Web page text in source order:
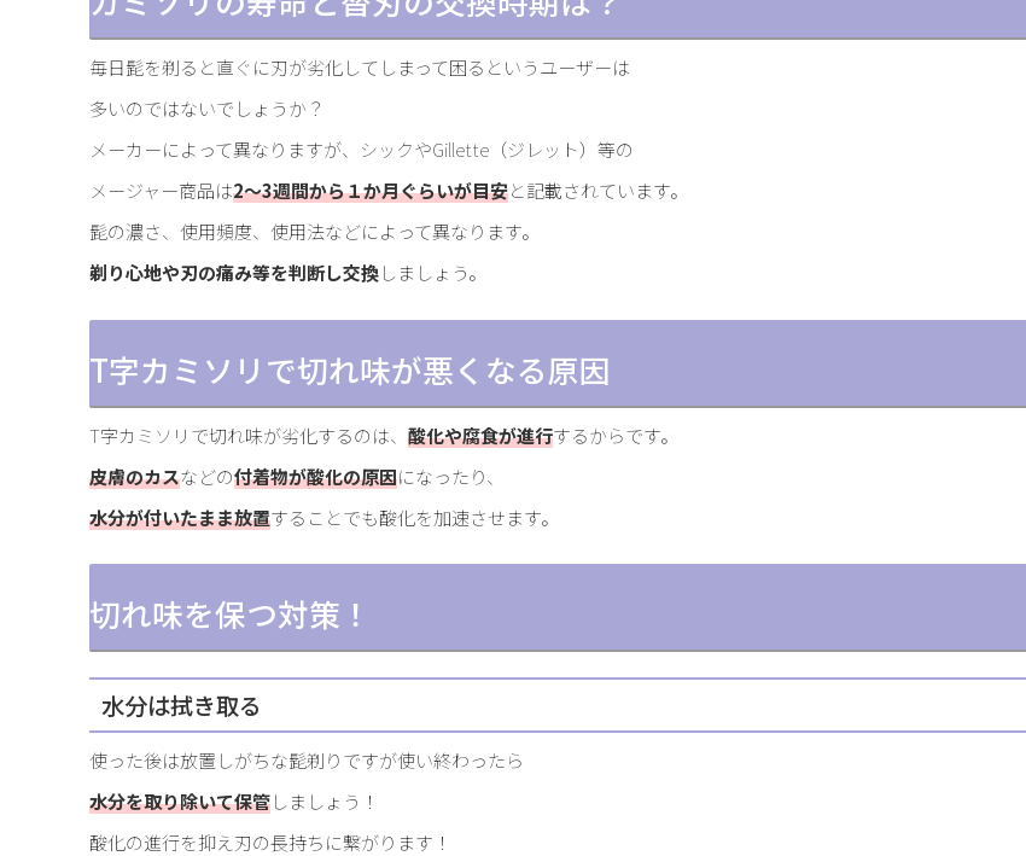
毎日髭を剃ると直ぐに刃が劣化してしまって困るというユーザーは
多いのではないでしょうか？
メーカーによって異なりますが、シックやGillette（ジレット）等の
メージャー商品は2～3週間から１か月ぐらいが目安と記載されています。
髭の濃さ、使用頻度、使用法などによって異なります。
剃り心地や刃の痛み等を判断し交換しましょう。
T字カミソリで切れ味が悪くなる原因
T字カミソリで切れ味が劣化するのは、 酸化や腐食が進行するからです。
皮膚のカスなどの付着物が酸化の原因になったり、
水分が付いたまま放置することでも酸化を加速させます。
切れ味を保つ対策！
水分は拭き取る
使った後は放置しがちな髭剃りですが使い終わったら
水分を取り除いて保管しましょう！
酸化の進行を抑え刃の長持ちに繋がります！